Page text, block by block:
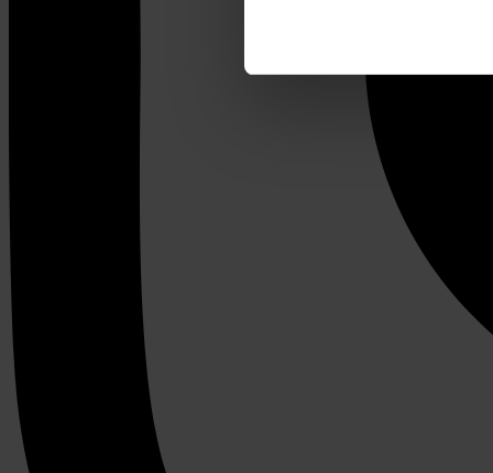
Lees meer over hoe uw
We gebruiken cookies om
websiteverkeer te
media, adverteren en
verstrekt of die ze hebben